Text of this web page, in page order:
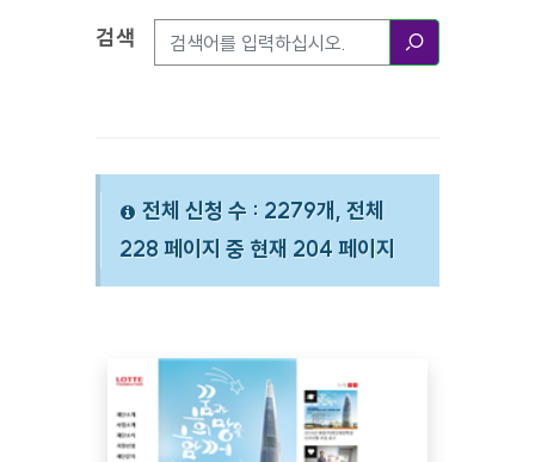
검색옵션
검색
전체 신청 수 : 2279개, 전체
228 페이지 중 현재 204 페이지